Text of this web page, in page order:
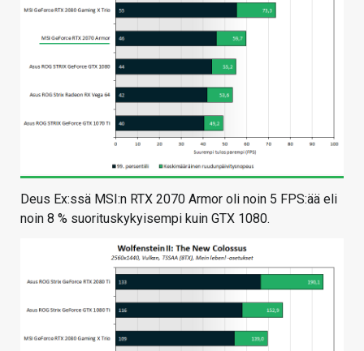
Deus Ex:ssä MSI:n RTX 2070 Armor oli noin 5 FPS:ää eli
noin 8 % suorituskykyisempi kuin GTX 1080.